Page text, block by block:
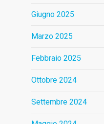
Giugno 2025
Marzo 2025
Febbraio 2025
Ottobre 2024
Settembre 2024